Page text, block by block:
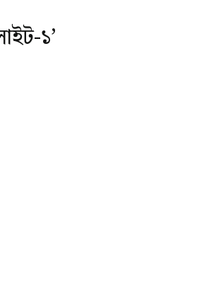
১’